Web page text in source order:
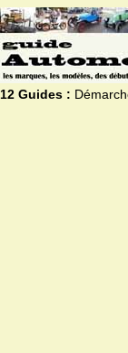
12 Guides :